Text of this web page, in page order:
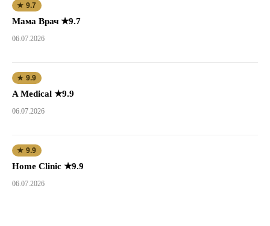
★ 9.7
Мама Врач ★9.7
06.07.2026
★ 9.9
A Medical ★9.9
06.07.2026
★ 9.9
Home Clinic ★9.9
06.07.2026